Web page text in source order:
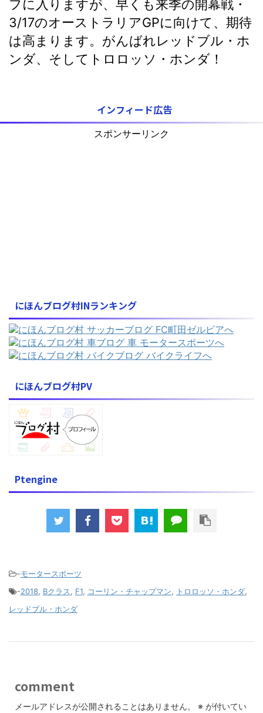
フに入りますが、早くも来季の開幕戦・
3/17のオーストラリアGPに向けて、期待
は高まります。がんばれレッドブル・ホ
ンダ、そしてトロロッソ・ホンダ！
インフィード広告
スポンサーリンク
にほんブログ村INランキング
にほんブログ村PV
Ptengine
-モータースポーツ
-2018, Bクラス, F1, コーリン・チャップマン, トロロッソ・ホンダ,
レッドブル・ホンダ
comment
メールアドレスが公開されることはありません。 ※ が付いてい